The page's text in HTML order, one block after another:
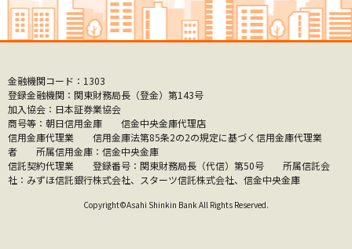
金融機関コード：1303
登録金融機関：関東財務局長（登金）第143号
加入協会：日本証券業協会
商号等：朝日信用金庫 信金中央金庫代理店
信用金庫代理業 信用金庫法第85条2の2の規定に基づく信用金庫代理業
者 所属信用金庫：信金中央金庫
信託契約代理業 登録番号：関東財務局長（代信）第50号 所属信託会
社：みずほ信託銀行株式会社、スターツ信託株式会社、信金中央金庫
Copyright©Asahi Shinkin Bank All Rights Reserved.